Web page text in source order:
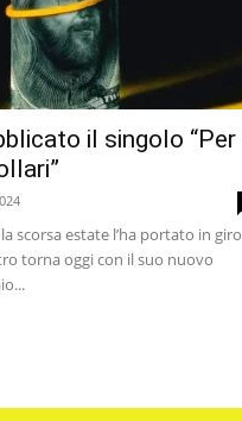
il singolo “Per
scorsa estate l’ha portato in giro
torna oggi con il suo nuovo